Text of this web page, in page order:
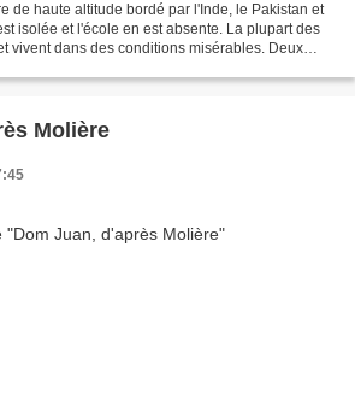
de haute altitude bordé par l'Inde, le Pakistan et
isolée et l'école en est absente. La plupart des
vivent dans des conditions misérables. Deux
Molière